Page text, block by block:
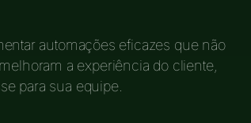
automações eficazes que não
a experiência do cliente,
para sua equipe.